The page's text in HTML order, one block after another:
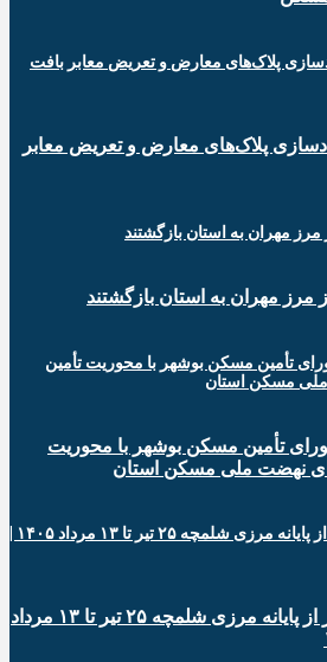
پلاک‌های معارض و تعریض معابر
تأمین مسکن بوشهر با محوریت
نهضت ملی مسکن استان
اطلاع‌نگاشت| تردد مسافر از پایانه‌ مرزی شلمچه ۲۵ تیر تا ۱۳ مرداد